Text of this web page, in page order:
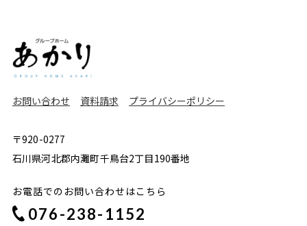
お問い合わせ 資料請求 プライバシーポリシー
〒920-0277
石川県河北郡内灘町千鳥台2丁目190番地
お電話でのお問い合わせはこちら
076-238-1152